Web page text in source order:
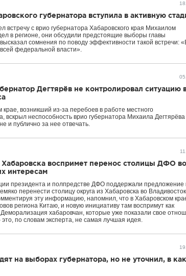
губернатора вступила в активную
встречу с врио губернатора Хабаровского края Михаилом
в регионе, они обсудили предстоящие выборы главы
сомнения по поводу эффективности такой встречи:
федеральной власти».
Дегтярёв не контролировал ситуацию
возникший из-за перебоев в работе местного
неспособность врио губернатора Михаила Дегтярёва
и публично за нее отвечать.
Хабаровска воспримет перенос столицы ДФО во
интересам
президента и полпредстве ДФО поддержали предложение
перенести столицу округа из Хабаровска во
эту информацию, напомнил, что в Хабаровском
региона Китаю, и новую инициативу там воспримут как
хабаровчан, которые уже показали свое
по словам эксперта, не самая лучшая идея.
на выборах губернатора, но не уточнил, в